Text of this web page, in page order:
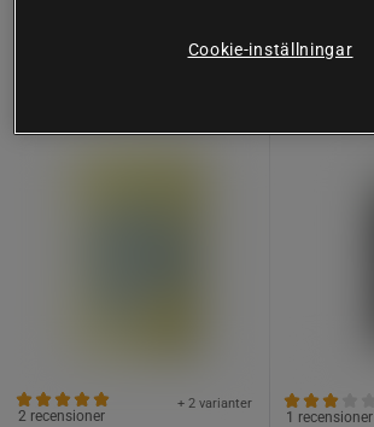
+ 2 varianter
2 recensioner 1 recensioner
Cookie-inställningar